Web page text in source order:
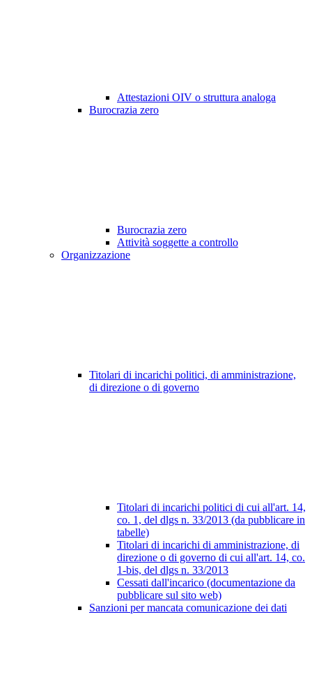
Attestazioni OIV o struttura analoga
Burocrazia zero
Burocrazia zero
Attività soggette a controllo
Organizzazione
Titolari di incarichi politici, di amministrazione,
di direzione o di governo
Titolari di incarichi politici di cui all'art. 14,
co. 1, del dlgs n. 33/2013 (da pubblicare in
tabelle)
Titolari di incarichi di amministrazione, di
direzione o di governo di cui all'art. 14, co.
1-bis, del dlgs n. 33/2013
Cessati dall'incarico (documentazione da
pubblicare sul sito web)
Sanzioni per mancata comunicazione dei dati